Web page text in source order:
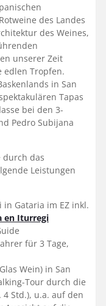
des Landes
des Weines,
unserer Zeit
edlen Tropfen.
in San
Tapas
bei den 3-
Pedro Subijana
durch das
Leistungen
Gataria im EZ inkl.
en Iturregi
für 3 Tage,
Wein) in San
Tour durch die
Std.), u.a. auf den